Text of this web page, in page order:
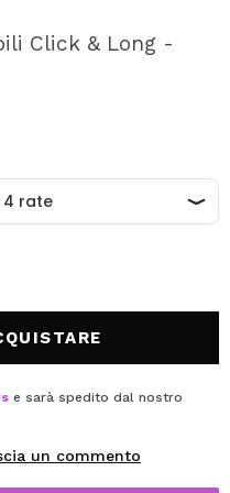
potrai fare i tuoi
lo stato dei tuoi ordini e
Click & Long -
s e sarà spedito dal nostro
un commento